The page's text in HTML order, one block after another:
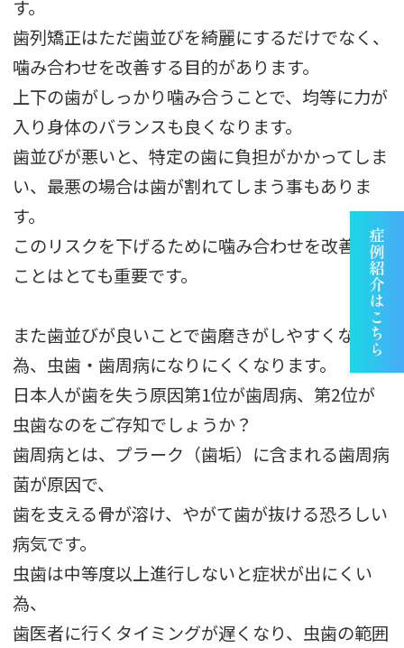
す。
歯列矯正はただ歯並びを綺麗にするだけでなく、
噛み合わせを改善する目的があります。
上下の歯がしっかり噛み合うことで、均等に力が
入り身体のバランスも良くなります。
歯並びが悪いと、特定の歯に負担がかかってしま
い、最悪の場合は歯が割れてしまう事もありま
す。
このリスクを下げるために噛み合わせを改善する
ことはとても重要です。
また歯並びが良いことで歯磨きがしやすくなる
為、虫歯・歯周病になりにくくなります。
日本人が歯を失う原因第1位が歯周病、第2位が
虫歯なのをご存知でしょうか？
歯周病とは、プラーク（歯垢）に含まれる歯周病
菌が原因で、
歯を支える骨が溶け、やがて歯が抜ける恐ろしい
病気です。
虫歯は中等度以上進行しないと症状が出にくい
為、
歯医者に行くタイミングが遅くなり、虫歯の範囲